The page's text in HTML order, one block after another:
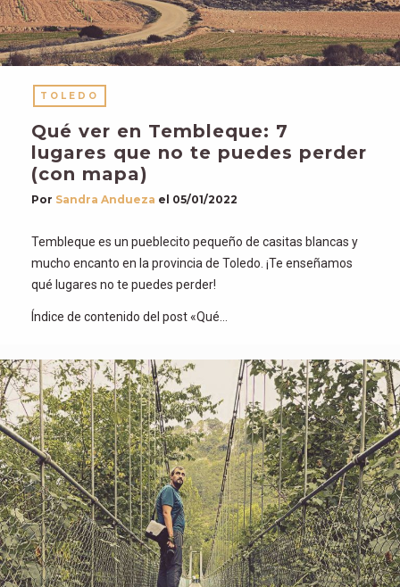
TOLEDO
Qué ver en Tembleque: 7
lugares que no te puedes perder
(con mapa)
Por Sandra Andueza el 05/01/2022
Tembleque es un pueblecito pequeño de casitas blancas y
mucho encanto en la provincia de Toledo. ¡Te enseñamos
qué lugares no te puedes perder!
Índice de contenido del post «Qué…